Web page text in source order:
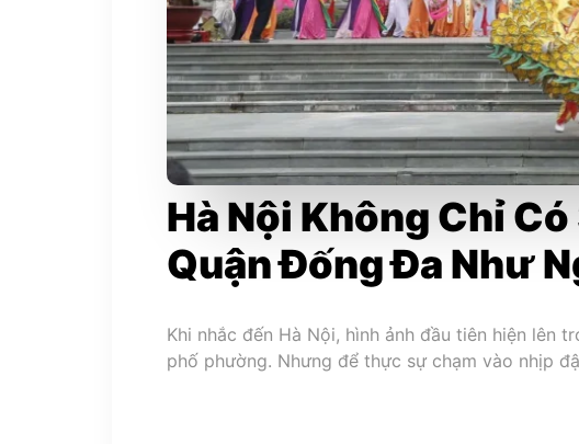
Hà Nội Không Chỉ
Quận Đống Đa Như
Khi nhắc đến Hà Nội, hình ảnh đầu tiên hiện lên
phố phường. Nhưng để thực sự chạm vào nhịp